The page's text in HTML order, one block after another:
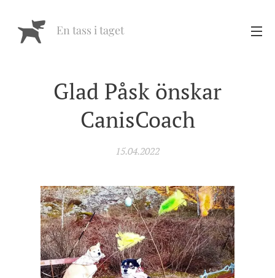
En tass i taget
Glad Påsk önskar
CanisCoach
15.04.2022